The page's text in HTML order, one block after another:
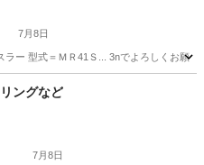
7月8日
ー 型式＝ＭＲ41Ｓ... 3nでよろしくお願い
外装、車外用品
アリングなど
7月8日